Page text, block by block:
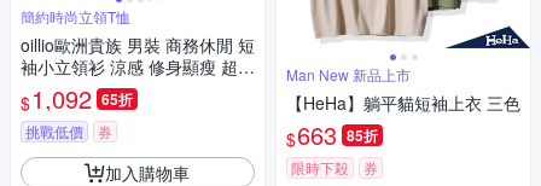
簡約時尚立領T恤
oillio歐洲貴族 男裝 商務休閒 短
袖小立領衫 涼感 修身顯瘦 超柔
防皺 灰綠色 法國品牌
$1,092 65折
挑戰低價 券
加入購物車
Man New 新品上市
【HeHa】躺平貓短袖上衣 三色
$663 85折
限時下殺 券